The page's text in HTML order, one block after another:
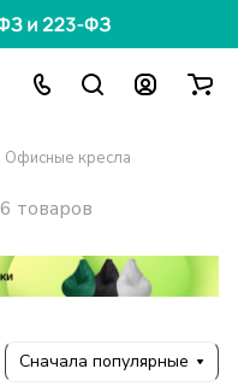
Офисные кресла
6 товаров
Сначала популярные